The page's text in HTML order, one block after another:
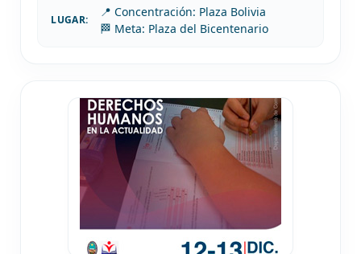
LUGAR:
📍 Concentración: Plaza Bolivia
🏁 Meta: Plaza del Bicentenario